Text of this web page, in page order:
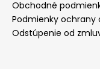
Obchodné
Podmienky ochrany
Odstúpenie od